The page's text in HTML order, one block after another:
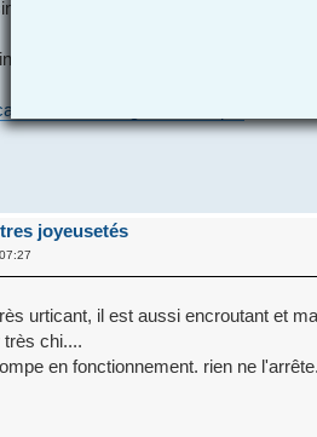
en les dissolvant ou ramollissant,
dangers divers et variés de
biolog ... edonie.pdf
joyeusetés
urticant, il est aussi encroutant et
chi....
en fonctionnement. rien ne l'arrête.